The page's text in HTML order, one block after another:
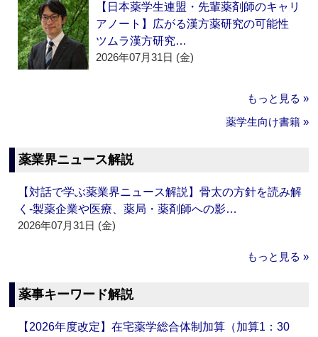
【日本薬学生連盟・先輩薬剤師のキャリ
アノート】広がる漢方薬研究の可能性
ツムラ漢方研究…
2026年07月31日 (金)
もっと見る »
薬学生向け書籍 »
薬業界ニュース解説
【対話で学ぶ薬業界ニュース解説】骨太の方針を読み解
く‐製薬企業や医療、薬局・薬剤師への影…
2026年07月31日 (金)
もっと見る »
薬事キーワード解説
【2026年度改定】在宅薬学総合体制加算（加算1：30